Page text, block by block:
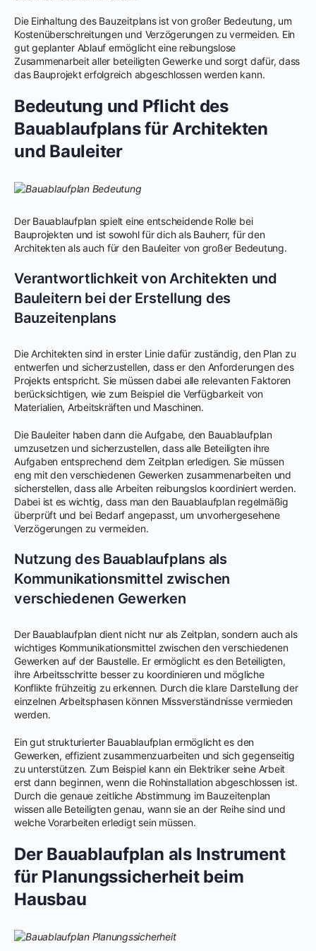
Die Einhaltung des Bauzeitplans ist von großer Bedeutung, um
Kostenüberschreitungen und Verzögerungen zu vermeiden. Ein
gut geplanter Ablauf ermöglicht eine reibungslose
Zusammenarbeit aller beteiligten Gewerke und sorgt dafür, dass
das Bauprojekt erfolgreich abgeschlossen werden kann.
Bedeutung und Pflicht des
Bauablaufplans für Architekten
und Bauleiter
Der Bauablaufplan spielt eine entscheidende Rolle bei
Bauprojekten und ist sowohl für dich als Bauherr, für den
Architekten als auch für den Bauleiter von großer Bedeutung.
Verantwortlichkeit von Architekten und
Bauleitern bei der Erstellung des
Bauzeitenplans
Die Architekten sind in erster Linie dafür zuständig, den Plan zu
entwerfen und sicherzustellen, dass er den Anforderungen des
Projekts entspricht. Sie müssen dabei alle relevanten Faktoren
berücksichtigen, wie zum Beispiel die Verfügbarkeit von
Materialien, Arbeitskräften und Maschinen.
Die Bauleiter haben dann die Aufgabe, den Bauablaufplan
umzusetzen und sicherzustellen, dass alle Beteiligten ihre
Aufgaben entsprechend dem Zeitplan erledigen. Sie müssen
eng mit den verschiedenen Gewerken zusammenarbeiten und
sicherstellen, dass alle Arbeiten reibungslos koordiniert werden.
Dabei ist es wichtig, dass man den Bauablaufplan regelmäßig
überprüft und bei Bedarf angepasst, um unvorhergesehene
Verzögerungen zu vermeiden.
Nutzung des Bauablaufplans als
Kommunikationsmittel zwischen
verschiedenen Gewerken
Der Bauablaufplan dient nicht nur als Zeitplan, sondern auch als
wichtiges Kommunikationsmittel zwischen den verschiedenen
Gewerken auf der Baustelle. Er ermöglicht es den Beteiligten,
ihre Arbeitsschritte besser zu koordinieren und mögliche
Konflikte frühzeitig zu erkennen. Durch die klare Darstellung der
einzelnen Arbeitsphasen können Missverständnisse vermieden
werden.
Ein gut strukturierter Bauablaufplan ermöglicht es den
Gewerken, effizient zusammenzuarbeiten und sich gegenseitig
zu unterstützen. Zum Beispiel kann ein Elektriker seine Arbeit
erst dann beginnen, wenn die Rohinstallation abgeschlossen ist.
Durch die genaue zeitliche Abstimmung im Bauzeitenplan
wissen alle Beteiligten genau, wann sie an der Reihe sind und
welche Vorarbeiten erledigt sein müssen.
Der Bauablaufplan als Instrument
für Planungssicherheit beim
Hausbau